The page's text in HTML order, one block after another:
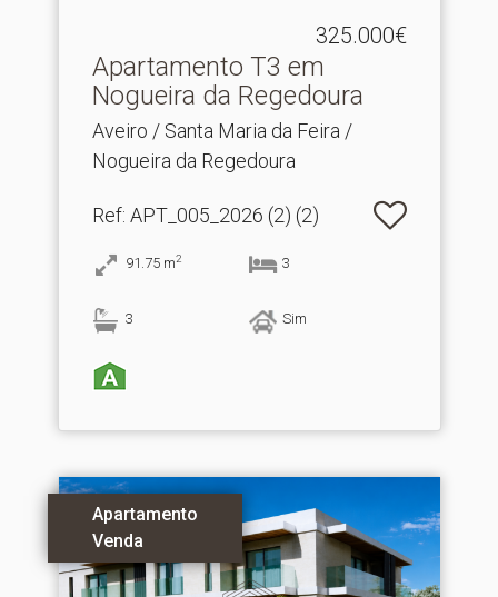
325.000€
Apartamento T3 em
Nogueira da Regedoura
Aveiro / Santa Maria da Feira /
Nogueira da Regedoura
Ref: APT_005_2026 (2) (2)
91.75 m2 3
3 Sim
Apartamento
Venda